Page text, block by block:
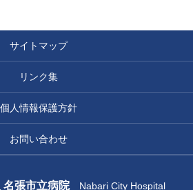
サイトマップ
リンク集
個人情報保護方針
お問い合わせ
名張市立病院Nabari City Hospital